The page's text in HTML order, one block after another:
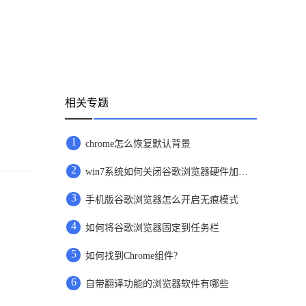
相关专题
1 chrome怎么恢复默认背景
2 win7系统如何关闭谷歌浏览器硬件加速功能
3 手机版谷歌浏览器怎么开启无痕模式
4 如何将谷歌浏览器固定到任务栏
5 如何找到Chrome组件?
6 自带翻译功能的浏览器软件有哪些